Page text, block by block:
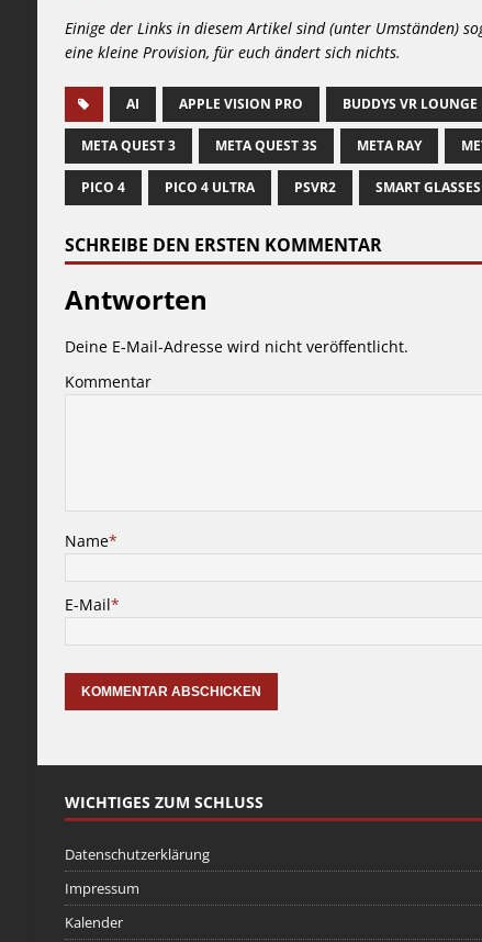
Einige der Links in diesem Artikel sind (unter Umständen)
eine kleine Provision, für euch ändert sich nichts.
AI APPLE VISION PRO BUDDYS VR LOUNGE
META QUEST 3 META QUEST 3S META RAY
PICO 4 PICO 4 ULTRA PSVR2 SMART GLASSES
SCHREIBE DEN ERSTEN KOMMENTAR
Antworten
Deine E-Mail-Adresse wird nicht veröffentlicht.
Kommentar
Name*
E-Mail*
WICHTIGES ZUM SCHLUSS
Datenschutzerklärung
Impressum
Kalender